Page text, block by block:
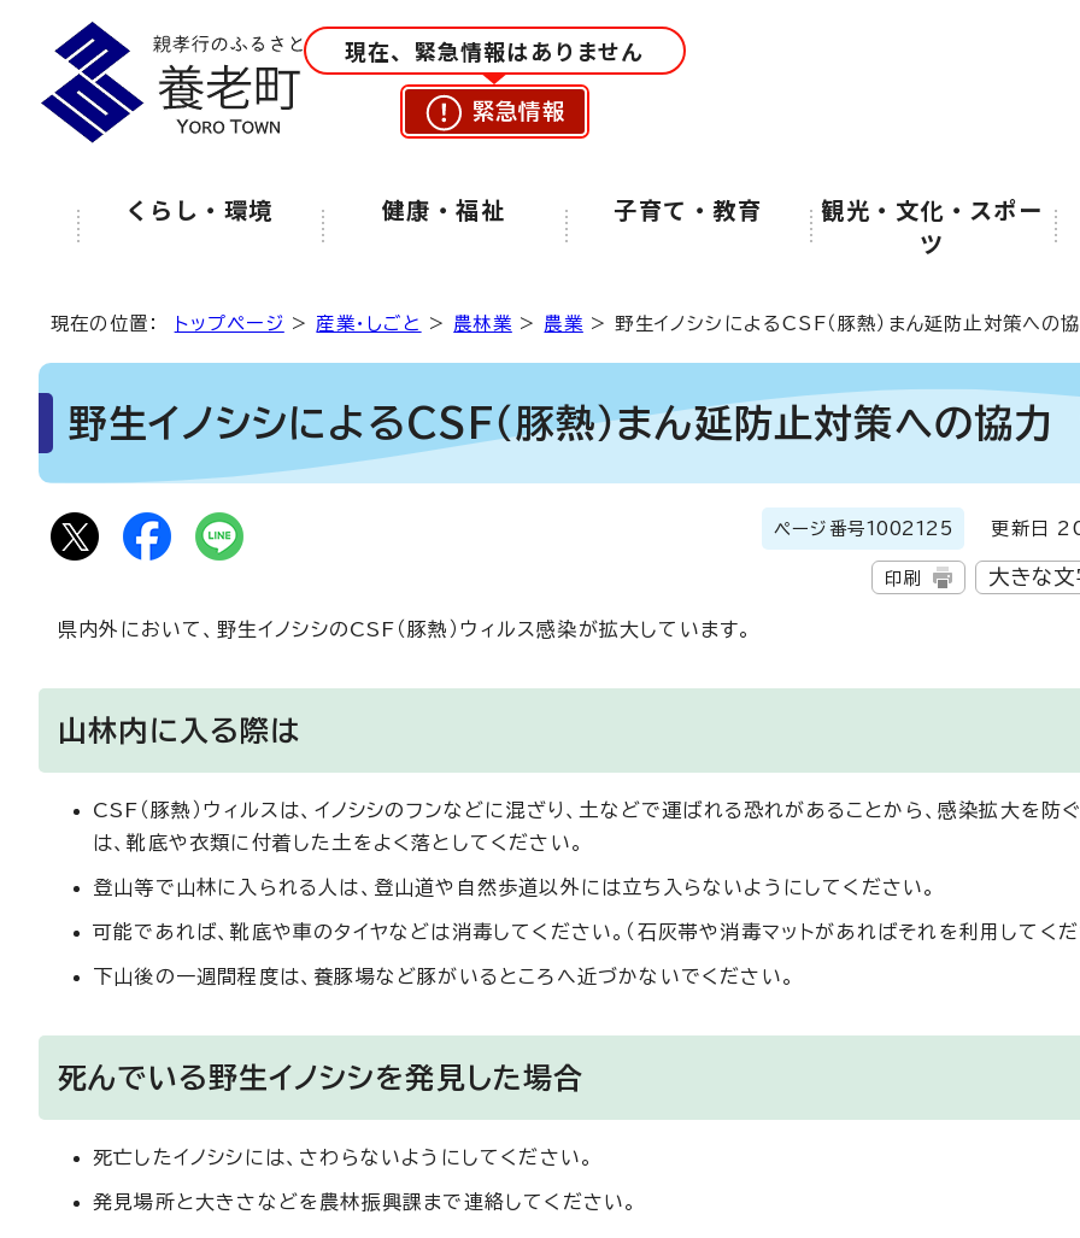
現在、緊急情報はありません
緊急情報
くらし・環境 健康・福祉 子育て・教育
観光・文化・スポー
ツ
現在の位置： トップページ > 産業・しごと > 農林業 > 農業 > 野生イノシシによるCSF（豚熱）まん延防止対策への
野生イノシシによるCSF（豚熱）まん延防止対策への協力
ページ番号1002125 更新日
印刷 大きな文
県内外において、野生イノシシのCSF（豚熱）ウィルス感染が拡大しています。
山林内に入る際は
CSF（豚熱）ウィルスは、イノシシのフンなどに混ざり、土などで運ばれる恐れがあることから、感染拡大を防
は、靴底や衣類に付着した土をよく落としてください。
登山等で山林に入られる人は、登山道や自然歩道以外には立ち入らないようにしてください。
可能であれば、靴底や車のタイヤなどは消毒してください。（石灰帯や消毒マットがあればそれを利用してくだ
下山後の一週間程度は、養豚場など豚がいるところへ近づかないでください。
死んでいる野生イノシシを発見した場合
死亡したイノシシには、さわらないようにしてください。
発見場所と大きさなどを農林振興課まで連絡してください。